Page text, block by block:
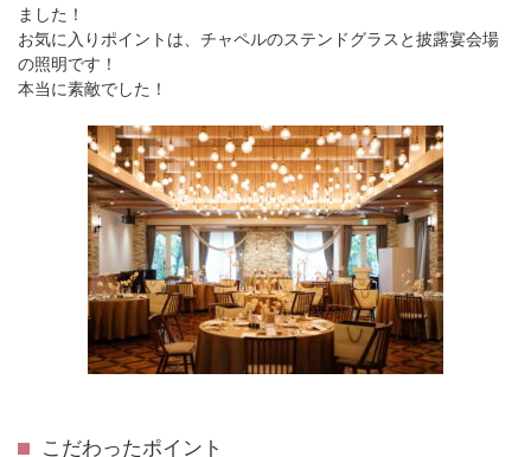
ました！
お気に入りポイントは、チャペルのステンドグラスと披露宴会場
の照明です！
本当に素敵でした！
こだわったポイント